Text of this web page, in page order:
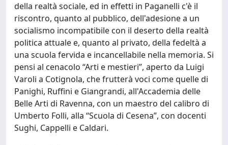
della realtà sociale, ed in effetti in Paganelli c'è il
riscontro, quanto al pubblico, dell'adesione a un
socialismo incompatibile con il deserto della realtà
politica attuale e, quanto al privato, della fedeltà a
una scuola fervida e incancellabile nella memoria. Si
pensi al cenacolo “Arti e mestieri”, aperto da Luigi
Varoli a Cotignola, che frutterà voci come quelle di
Panighi, Ruffini e Giangrandi, all'Accademia delle
Belle Arti di Ravenna, con un maestro del calibro di
Umberto Folli, alla “Scuola di Cesena”, con docenti
Sughi, Cappelli e Caldari.